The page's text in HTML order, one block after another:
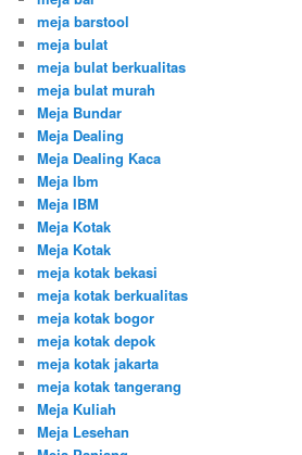
meja barstool
meja bulat
meja bulat berkualitas
meja bulat murah
Meja Bundar
Meja Dealing
Meja Dealing Kaca
Meja Ibm
Meja IBM
Meja Kotak
Meja Kotak
meja kotak bekasi
meja kotak berkualitas
meja kotak bogor
meja kotak depok
meja kotak jakarta
meja kotak tangerang
Meja Kuliah
Meja Lesehan